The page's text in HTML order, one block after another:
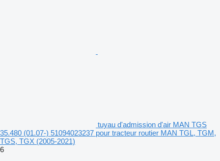
tuyau d'admission d'air MAN TGS
35.480 (01.07-) 51094023237 pour tracteur routier MAN TGL, TGM,
TGS, TGX (2005-2021)
6